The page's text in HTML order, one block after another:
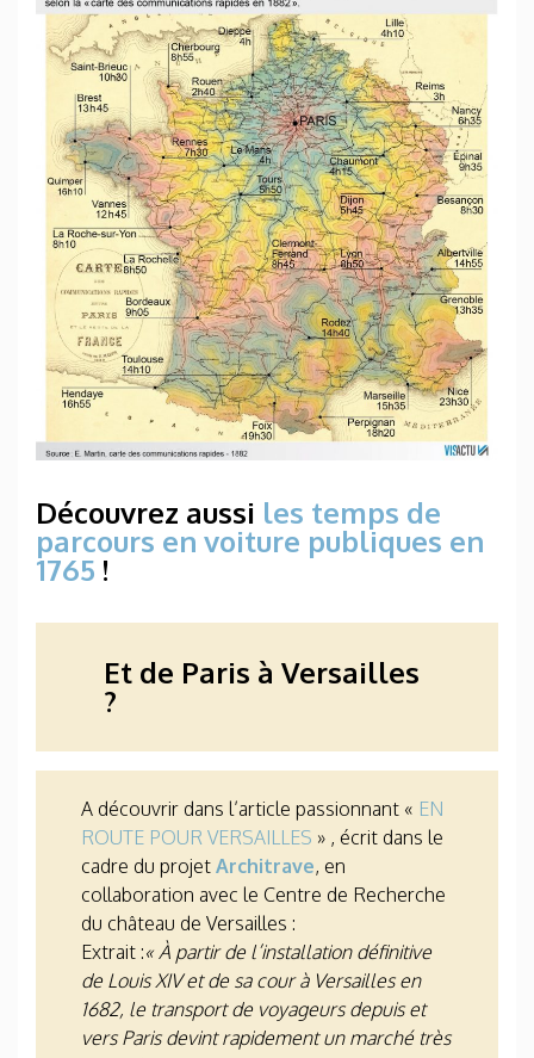
Découvrez aussi les temps de
parcours en voiture publiques en
1765 !
Et de Paris à Versailles
?
A découvrir dans l’article passionnant « EN
ROUTE POUR VERSAILLES » , écrit dans le
cadre du projet Architrave, en
collaboration avec le Centre de Recherche
du château de Versailles :
Extrait :« À partir de l’installation définitive
de Louis XIV et de sa cour à Versailles en
1682, le transport de voyageurs depuis et
vers Paris devint rapidement un marché très